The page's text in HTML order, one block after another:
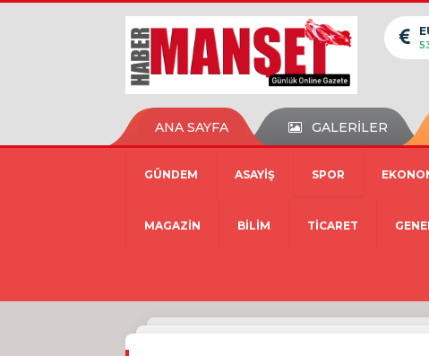
ANA SAYFA GALERİLER
GÜNDEM ASAYİŞ SPOR
MAGAZİN BİLİM TİCARET